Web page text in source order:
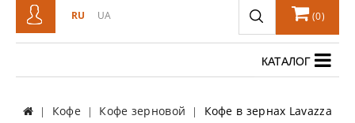
RU UA (0)
КАТАЛОГ
Кофе Кофе зерновой
Кофе в зернах Lavazza